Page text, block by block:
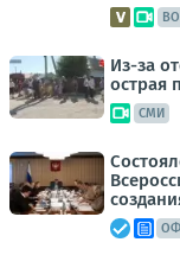
Из-за
острая
СМИ